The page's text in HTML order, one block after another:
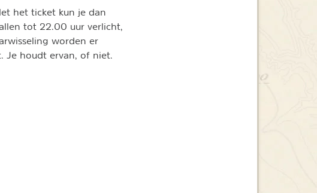
het ticket kun je dan
tot 22.00 uur verlicht,
worden er
Je houdt ervan, of niet.